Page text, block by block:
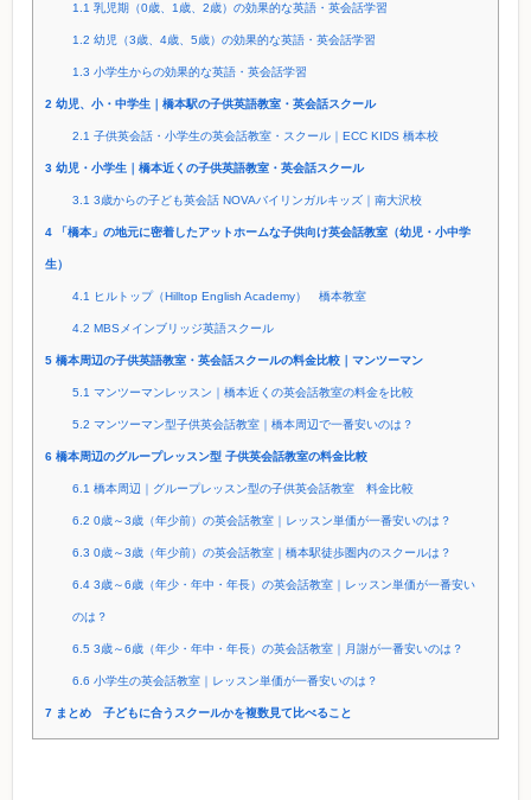
1.1 乳児期（0歳、1歳、2歳）の効果的な英語・英会話学習
1.2 幼児（3歳、4歳、5歳）の効果的な英語・英会話学習
1.3 小学生からの効果的な英語・英会話学習
2 幼児、小・中学生｜橋本駅の子供英語教室・英会話スクール
2.1 子供英会話・小学生の英会話教室・スクール｜ECC KIDS 橋本校
3 幼児・小学生｜橋本近くの子供英語教室・英会話スクール
3.1 3歳からの子ども英会話 NOVAバイリンガルキッズ｜南大沢校
4 「橋本」の地元に密着したアットホームな子供向け英会話教室（幼児・小中学
生）
4.1 ヒルトップ（Hilltop English Academy） 橋本教室
4.2 MBSメインブリッジ英語スクール
5 橋本周辺の子供英語教室・英会話スクールの料金比較｜マンツーマン
5.1 マンツーマンレッスン｜橋本近くの英会話教室の料金を比較
5.2 マンツーマン型子供英会話教室｜橋本周辺で一番安いのは？
6 橋本周辺のグループレッスン型 子供英会話教室の料金比較
6.1 橋本周辺｜グループレッスン型の子供英会話教室 料金比較
6.2 0歳～3歳（年少前）の英会話教室｜レッスン単価が一番安いのは？
6.3 0歳～3歳（年少前）の英会話教室｜橋本駅徒歩圏内のスクールは？
6.43歳～6歳（年少・年中・年長）の英会話教室｜レッスン単価が一番安い
のは？
6.5 3歳～6歳（年少・年中・年長）の英会話教室｜月謝が一番安いのは？
6.6 小学生の英会話教室｜レッスン単価が一番安いのは？
7 まとめ 子どもに合うスクールかを複数見て比べること